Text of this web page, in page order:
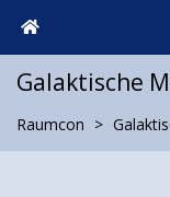
Galaktische
Raumcon